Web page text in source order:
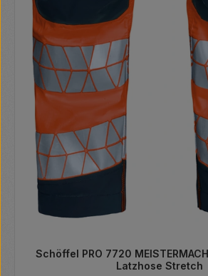
Schöffel PRO 7720
Latzhose Stretch